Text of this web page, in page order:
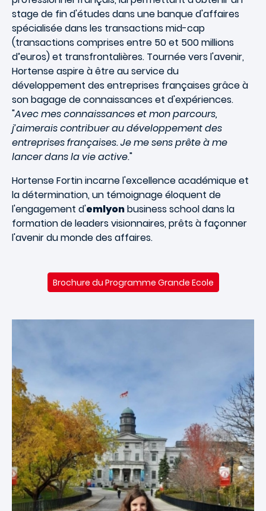
stage de fin d'études dans une banque d'affaires
spécialisée dans les transactions mid-cap
(transactions comprises entre 50 et 500 millions
d’euros) et transfrontalières. Tournée vers l'avenir,
Hortense aspire à être au service du
développement des entreprises françaises grâce à
son bagage de connaissances et d'expériences.
"Avec mes connaissances et mon parcours,
j’aimerais contribuer au développement des
entreprises françaises. Je me sens prête à me
lancer dans la vie active."
Hortense Fortin incarne l'excellence académique et
la détermination, un témoignage éloquent de
l'engagement d'emlyonbusiness school dans la
formation de leaders visionnaires, prêts à façonner
l'avenir du monde des affaires.
Brochure du Programme Grande Ecole